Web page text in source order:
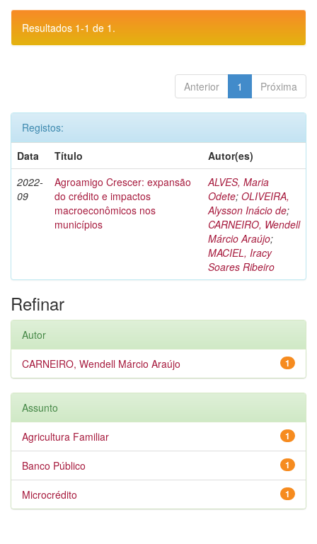
Resultados 1-1 de 1.
Anterior 1 Próxima
Registos:
Data
Título
Autor(es)
2022-
09
Agroamigo Crescer: expansão
do crédito e impactos
macroeconômicos nos
municípios
ALVES, Maria
Odete; OLIVEIRA,
Alysson Inácio de;
CARNEIRO, Wendell
Márcio Araújo;
MACIEL, Iracy
Soares Ribeiro
Refinar
Autor
1
CARNEIRO, Wendell Márcio Araújo
Assunto
1
Agricultura Familiar
1
Banco Público
1
Microcrédito